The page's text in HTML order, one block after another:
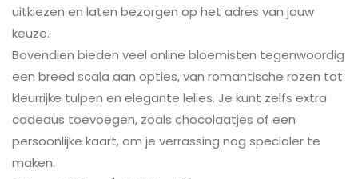
uitkiezen en laten bezorgen op het adres van jouw
keuze.
Bovendien bieden veel online bloemisten tegenwoordig
een breed scala aan opties, van romantische rozen tot
kleurrijke tulpen en elegante lelies. Je kunt zelfs extra
cadeaus toevoegen, zoals chocolaatjes of een
persoonlijke kaart, om je verrassing nog specialer te
maken.